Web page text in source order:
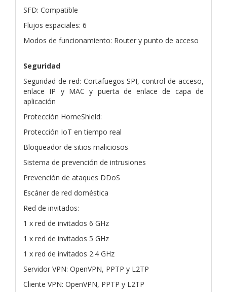
SFD: Compatible
Flujos espaciales: 6
Modos de funcionamiento: Router y punto de acceso
Seguridad
Seguridad de red: Cortafuegos SPI, control de acceso,
enlace IP y MAC y puerta de enlace de capa de
aplicación
Protección HomeShield:
Protección IoT en tiempo real
Bloqueador de sitios maliciosos
Sistema de prevención de intrusiones
Prevención de ataques DDoS
Escáner de red doméstica
Red de invitados:
1 x red de invitados 6 GHz
1 x red de invitados 5 GHz
1 x red de invitados 2.4 GHz
Servidor VPN: OpenVPN, PPTP y L2TP
Cliente VPN: OpenVPN, PPTP y L2TP